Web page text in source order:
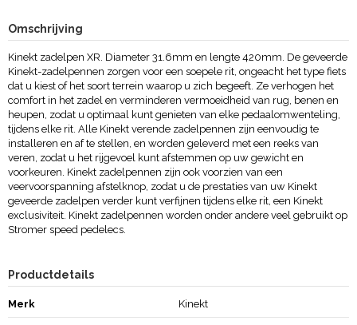
Omschrijving
Kinekt zadelpen XR. Diameter 31.6mm en lengte 420mm. De geveerde
Kinekt-zadelpennen zorgen voor een soepele rit, ongeacht het type fiets
dat u kiest of het soort terrein waarop u zich begeeft. Ze verhogen het
comfort in het zadel en verminderen vermoeidheid van rug, benen en
heupen, zodat u optimaal kunt genieten van elke pedaalomwenteling,
tijdens elke rit. Alle Kinekt verende zadelpennen zijn eenvoudig te
installeren en af te stellen, en worden geleverd met een reeks van
veren, zodat u het rijgevoel kunt afstemmen op uw gewicht en
voorkeuren. Kinekt zadelpennen zijn ook voorzien van een
veervoorspanning afstelknop, zodat u de prestaties van uw Kinekt
geveerde zadelpen verder kunt verfijnen tijdens elke rit, een Kinekt
exclusiviteit. Kinekt zadelpennen worden onder andere veel gebruikt op
Stromer speed pedelecs.
Productdetails
Merk Kinekt